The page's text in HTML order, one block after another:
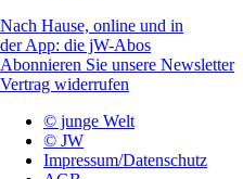
Nach Hause, online und in
der App: die jW-Abos
Abonnieren Sie unsere Newsletter
Vertrag widerrufen
© junge Welt
© JW
Impressum/Datenschutz